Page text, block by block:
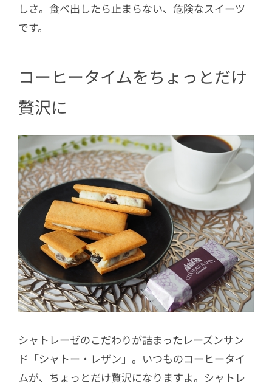
しさ。食べ出したら止まらない、危険なスイーツ
です。
コーヒータイムをちょっとだけ
贅沢に
シャトレーゼのこだわりが詰まったレーズンサン
ド「シャトー・レザン」。いつものコーヒータイ
ムが、ちょっとだけ贅沢になりますよ。シャトレ